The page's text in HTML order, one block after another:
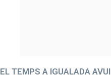
EL TEMPS A IGUALADA AVUI